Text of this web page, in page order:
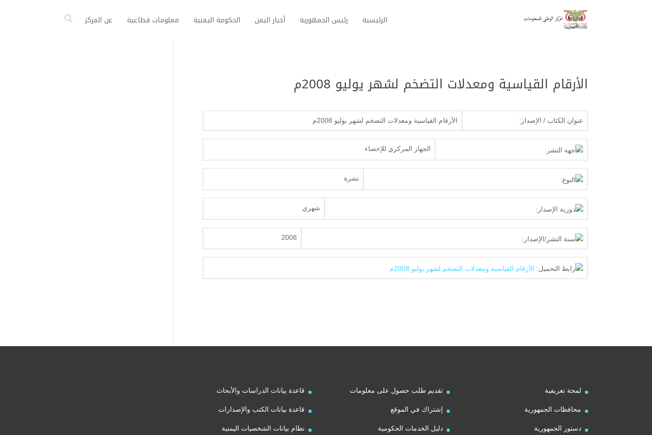
الرئيسية رئيس الجمهورية أخبار اليمن الحكومة اليمنية معلومات قطاعية عن المركز
الأرقام القياسية ومعدلات التضخم لشهر يوليو 2008م
عنوان الكتاب / الإصدار: الأرقام القياسية ومعدلات التضخم لشهر يوليو 2008م
جهة النشر: الجهاز المركزي للإحصاء
النوع: نشرة
دورية الإصدار: شهري
سنة النشر/الإصدار: 2008
رابط التحميل: الأرقام القياسية ومعدلات التضخم لشهر يوليو 2008م
لمحة تعريفية
محافظات الجمهورية
دستور الجمهورية
تقديم طلب حصول على معلومات
إشتراك في الموقع
دليل الخدمات الحكومية
قاعدة بيانات الدراسات والأبحاث
قاعدة بيانات الكتب والإصدارات
نظام بيانات الشخصيات اليمنية